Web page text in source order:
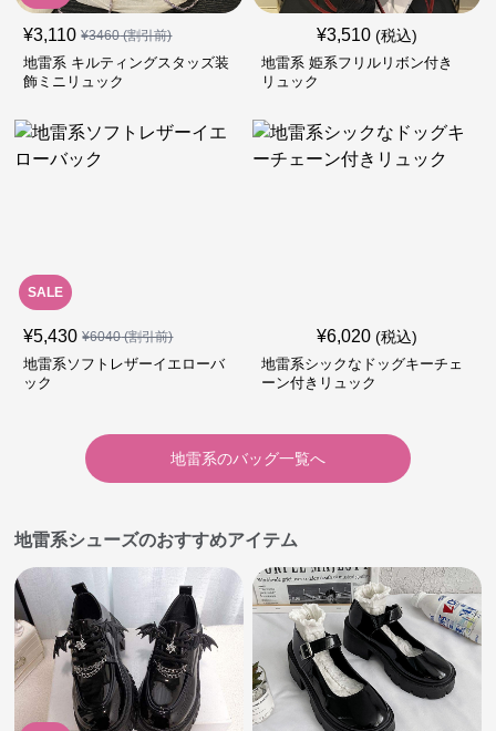
¥3,110 ¥3460(割引前)
地雷系 キルティングスタッズ装
飾ミニリュック
¥3,510 (税込)
地雷系 姫系フリルリボン付き
リュック
SALE
¥5,430 ¥6040(割引前)
地雷系ソフトレザーイエローバ
ック
¥6,020 (税込)
地雷系シックなドッグキーチェ
ーン付きリュック
地雷系のバッグ一覧へ
地雷系シューズのおすすめアイテム